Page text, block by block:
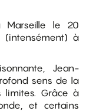
Marseille le 20
(intensément) à
Jean-
sens de la
limites. Grâce à
et certains